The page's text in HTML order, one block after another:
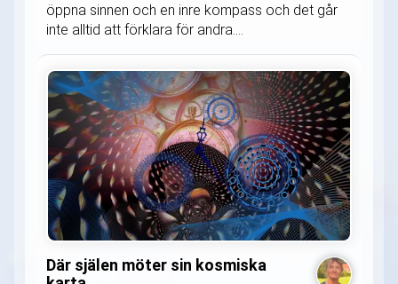
öppna sinnen och en inre kompass och det går
inte alltid att förklara för andra....
Där själen möter sin kosmiska